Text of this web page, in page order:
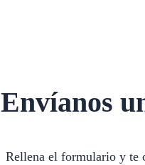
Envíanos
Rellena el formulario y te